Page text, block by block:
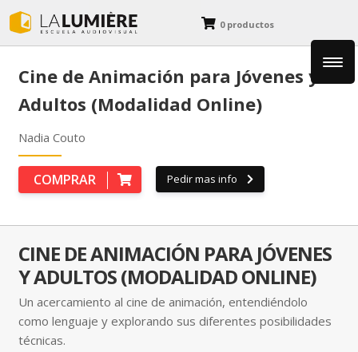
Fotografía
Diseño y Dibujo
Blog
0 productos
Cine de Animación para Jóvenes y
Adultos (Modalidad Online)
Nadia Couto
COMPRAR Pedir mas info
CINE DE ANIMACIÓN PARA JÓVENES
Y ADULTOS (MODALIDAD ONLINE)
Un acercamiento al cine de animación, entendiéndolo
como lenguaje y explorando sus diferentes posibilidades
técnicas.